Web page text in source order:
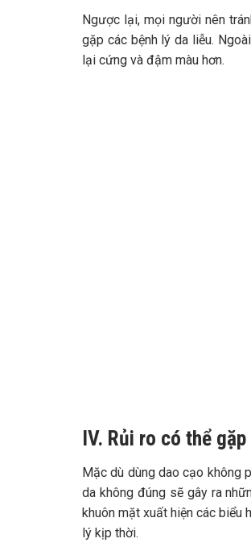
Ngược lại, mọi người nên
gặp các bệnh lý da liễu.
lại cứng và đậm màu hơn.
IV. Rủi ro có thể
Mặc dù dùng dao cạo không
da không đúng sẽ gây ra
khuôn mặt xuất hiện các
lý kịp thời.